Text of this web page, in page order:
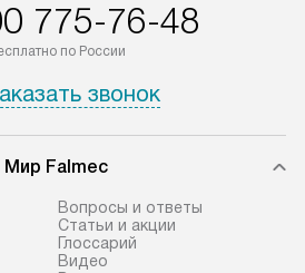
775-76-48
по России
звонок
Мир Falmec
Вопросы и ответы
Статьи и акции
Глоссарий
Видео